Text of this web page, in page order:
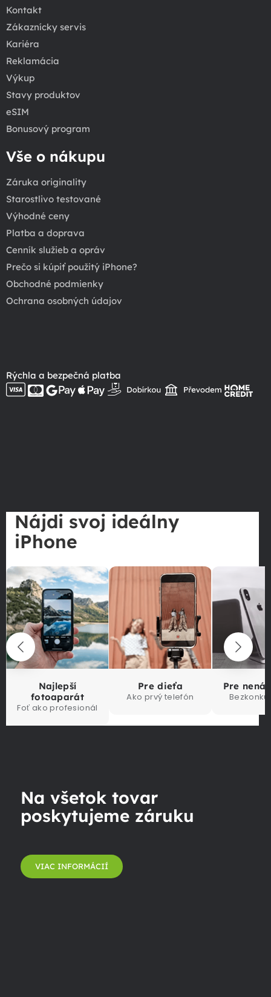
Kontakt
Zákaznícky servis
Kariéra
Reklamácia
Výkup
Stavy produktov
eSIM
Bonusový program
Vše o nákupu
Záruka originality
Starostlivo testované
Výhodné ceny
Platba a doprava
Cenník služieb a opráv
Prečo si kúpiť použitý iPhone?
Obchodné podmienky
Ochrana osobných údajov
Rýchla a bezpečná platba
Nájdi svoj ideálny
iPhone
Najlepší
fotoaparát
Foť ako profesionál
Pre dieťa
Ako prvý telefón
Pre
Na všetok tovar
poskytujeme záruku
VIAC INFORMÁCIÍ